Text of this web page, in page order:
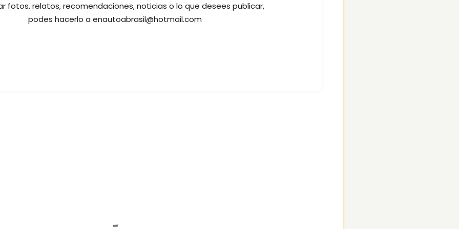
fotos, relatos, recomendaciones, noticias o lo que desees publicar,
podes hacerlo a enautoabrasil@hotmail.com